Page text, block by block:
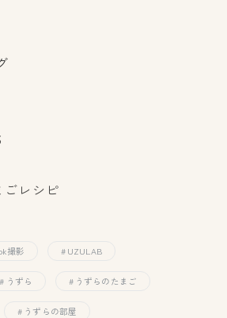
ごレシピ
撮影 UZULAB
うずら うずらのたまご
うずらの部屋